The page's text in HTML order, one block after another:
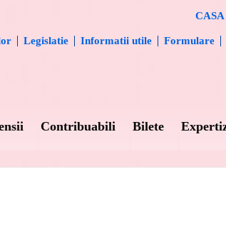
Legislatie Informatii utile Formulare
Contribuabili Bilete